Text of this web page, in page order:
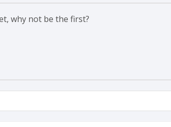
why not be the first?